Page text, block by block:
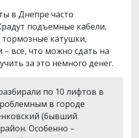
в Днепре часто
подъемные кабели,
тормозные катушки,
все, что можно сдать на
за это немного денег.
по 10 лифтов в
в городе
(бывший
Особенно –